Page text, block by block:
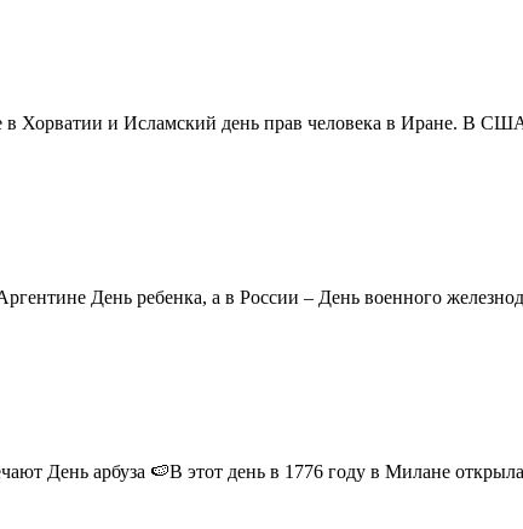
в Хорватии и Исламский день прав человека в Иране. В
День ребенка, а в России – День военного
День арбуза 🍉В этот день в 1776 году в Милане